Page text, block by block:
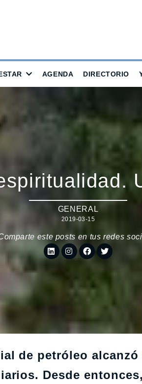
AGENDA DIRECTORIO
GENERAL
2019-03-15
este posts en tus redes
de petróleo
Desde